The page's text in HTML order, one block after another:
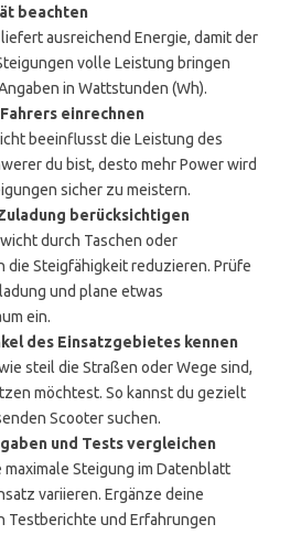
beachten
ausreichend Energie, damit der
volle Leistung bringen
in Wattstunden (Wh).
einrechnen
beeinflusst die Leistung des
du bist, desto mehr Power wird
sicher zu meistern.
berücksichtigen
durch Taschen oder
die Steigfähigkeit reduzieren. Prüfe
und plane etwas
ein.
des Einsatzgebietes kennen
steil die Straßen oder Wege sind,
möchtest. So kannst du gezielt
Scooter suchen.
und Tests vergleichen
maximale Steigung im Datenblatt
variieren. Ergänze deine
Testberichte und Erfahrungen